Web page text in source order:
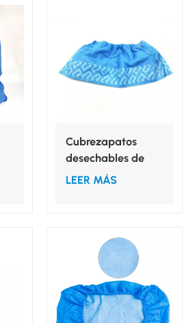
Cubrezapatos
desechables de
tela no tejida
LEER MÁS